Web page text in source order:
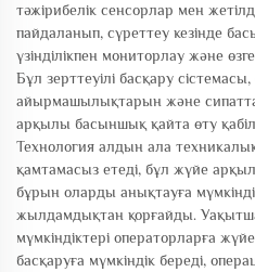
тәжірибелік сенсорлар мен
пайдаланып, сүреттеу кезінде
үзінділікпен мониторлау және
Бұл зерттеуілі басқару
айырмашылықтарын және
арқылы басыншық қайта өту
Технология алдын ала
қамтамасыз етеді, бұл жүйе
бұрын оларды анықтауға
жылдамдықтан қорғайды.
мүмкіндіктері операторларға
басқаруға мүмкіндік береді,